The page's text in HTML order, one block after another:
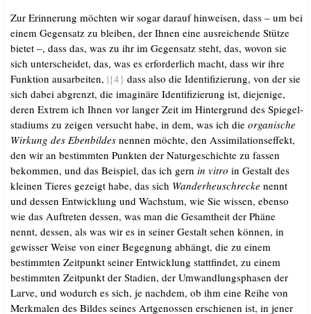
Zur Erin­ne­rung möch­ten wir sogar dar­auf hin­wei­sen, dass – um bei
einem Gegen­satz zu blei­ben, der Ihnen eine aus­rei­chen­de Stüt­ze
bie­tet –, dass das, was zu ihr im Gegen­satz steht, das, wovon sie
sich unter­schei­det, das, was es erfor­der­lich macht, dass wir ihre
Funk­ti­on aus­ar­bei­ten, |{4} dass also die Iden­ti­fi­zie­rung, von der sie
sich dabei abgrenzt, die ima­gi­nä­re Iden­ti­fi­zie­rung ist, die­je­ni­ge,
deren Extrem ich Ihnen vor lan­ger Zeit im Hin­ter­grund des Spie­gel­
sta­di­ums zu zei­gen ver­sucht habe, in dem, was ich die orga­ni­sche
Wir­kung des Eben­bil­des nen­nen möch­te, den Assi­mi­la­ti­ons­ef­fekt,
den wir an bestimm­ten Punk­ten der Natur­ge­schich­te zu fas­sen
bekom­men, und das Bei­spiel, das ich gern in vitro in Gestalt des
klei­nen Tie­res gezeigt habe, das sich Wan­der­heu­schre­cke nennt
und des­sen Ent­wick­lung und Wachs­tum, wie Sie wis­sen, eben­so
wie das Auf­tre­ten des­sen, was man die Gesamt­heit der Phä­ne
nennt, des­sen, als was wir es in sei­ner Gestalt sehen kön­nen, in
gewis­ser Wei­se von einer Begeg­nung abhängt, die zu einem
bestimm­ten Zeit­punkt sei­ner Ent­wick­lung statt­fin­det, zu einem
bestimm­ten Zeit­punkt der Sta­di­en, der Umwand­lungs­pha­sen der
Lar­ve, und wodurch es sich, je nach­dem, ob ihm eine Rei­he von
Merk­ma­len des Bil­des sei­nes Art­ge­nos­sen erschie­nen ist, in jener